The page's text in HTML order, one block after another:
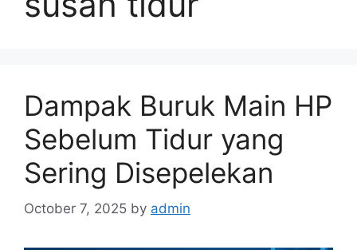
Dampak Buruk Main HP
Sebelum Tidur yang
Sering Disepelekan
October 7, 2025 by admin